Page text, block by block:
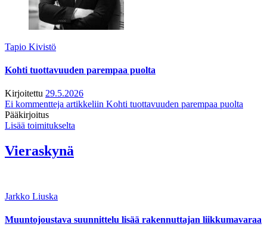
Tapio Kivistö
Kohti tuottavuuden parempaa puolta
Kirjoitettu 29.5.2026
Ei kommentteja artikkeliin Kohti tuottavuuden parempaa puolta
Pääkirjoitus
Lisää toimitukselta
Vieraskynä
Jarkko Liuska
Muuntojoustava suunnittelu lisää rakennuttajan liikkumavaraa